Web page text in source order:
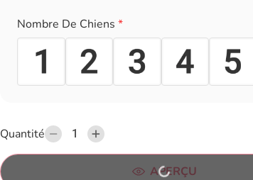
Nombre De Chiens *
Quantité
APERÇU